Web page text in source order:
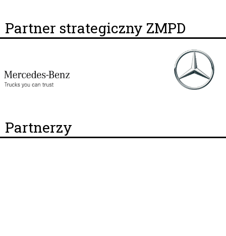
Partner strategiczny ZMPD
Partnerzy